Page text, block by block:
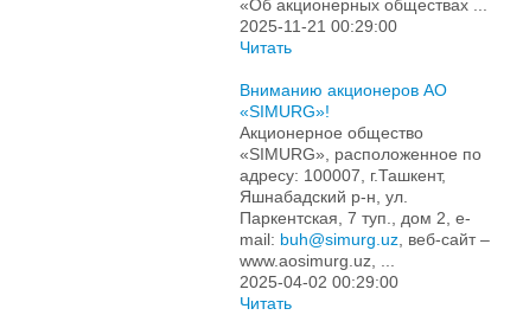
«Об акционерных обществах ...
2025-11-21 00:29:00
Читать
Вниманию акционеров АО
«SIMURG»!
Акционерное общество
«SIMURG», расположенное по
адресу: 100007, г.Ташкент,
Яшнабадский р-н, ул.
Паркентская, 7 туп., дом 2, e-
mail: buh@simurg.uz , веб-сайт –
www.aosimurg.uz, ...
2025-04-02 00:29:00
Читать